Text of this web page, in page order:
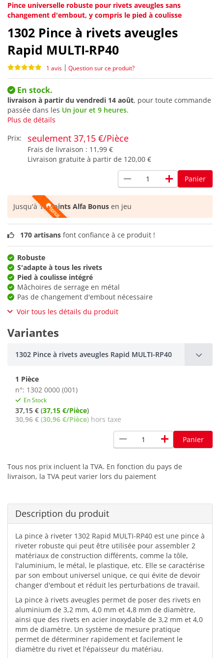
Pince universelle robuste pour rivets aveugles sans
changement d'embout, y compris le pied à coulisse
1302 Pince à rivets aveugles
Rapid MULTI-RP40
1 avis | Question sur ce produit?
En stock.
livraison à partir du vendredi 14 août, pour toute commande
passée dans les Un jour et 9 heures.
Plus de détails
Prix:
seulement 37,15 €/Pièce
Frais de livraison : 11,99 €
Livraison gratuite à partir de 120,00 €
remove add Panier
Jusqu'à15 points Alfa Bonus en jeu
170 artisans font confiance à ce produit !
Robuste
S'adapte à tous les rivets
Pied à coulisse intégré
Mâchoires de serrage en métal
Pas de changement d'embout nécessaire
Voir tous les détails du produit
Variantes
1302 Pince à rivets aveugles Rapid MULTI-RP40
1 Pièce
n°: 1302 0000 (001)
En Stock
37,15 € (37,15 €/Pièce)
30,96 € (30,96 €/Pièce) hors taxe
remove add Panier
Tous nos prix incluent la TVA. En fonction du pays de
livraison, la TVA peut varier lors du paiement
Description du produit
La pince à riveter 1302 Rapid MULTI-RP40 est une pince à
riveter robuste qui peut être utilisée pour assembler 2
matériaux de construction différents, comme la tôle,
l'aluminium, le métal, le plastique, etc. Elle se caractérise
par son embout universel unique, ce qui évite de devoir
changer d'embout et réduit les perturbations de travail.
La pince à rivets aveugles permet de poser des rivets en
aluminium de 3,2 mm, 4,0 mm et 4,8 mm de diamètre,
ainsi que des rivets en acier inoxydable de 3,2 mm et 4,0
mm de diamètre. Un système de mesure pratique
permet de déterminer rapidement et facilement le
diamètre du rivet et l'épaisseur du matériau.